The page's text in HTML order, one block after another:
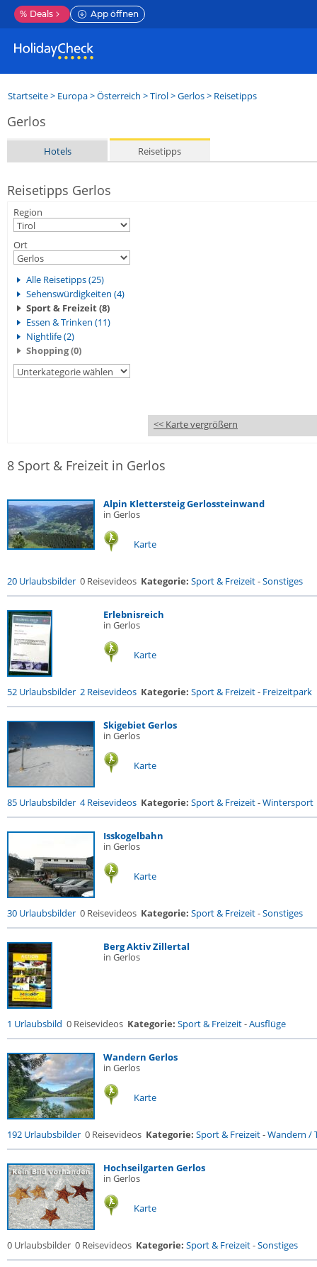
% Deals App öffnen
Startseite> Europa>Österreich >Tirol>Gerlos> Reisetipps
Gerlos
Hotels Reisetipps
Reisetipps Gerlos
Region
Ort
Alle Reisetipps (25)
Sehenswürdigkeiten (4)
Sport & Freizeit (8)
Essen & Trinken (11)
Nightlife (2)
Shopping (0)
<< Karte vergrößern
8 Sport & Freizeit in Gerlos
Alpin Klettersteig Gerlossteinwand
in Gerlos
Karte
20 Urlaubsbilder 0 Reisevideos Kategorie: Sport & Freizeit-Sonstiges
Erlebnisreich
in Gerlos
Karte
52 Urlaubsbilder 2 Reisevideos Kategorie: Sport & Freizeit- Freizeitpark
Skigebiet Gerlos
in Gerlos
Karte
85 Urlaubsbilder 4 Reisevideos Kategorie: Sport & Freizeit-Wintersport
Isskogelbahn
in Gerlos
Karte
30 Urlaubsbilder 0 Reisevideos Kategorie: Sport & Freizeit-Sonstiges
Berg Aktiv Zillertal
in Gerlos
1 Urlaubsbild 0 Reisevideos Kategorie: Sport & Freizeit-Ausflüge
Wandern Gerlos
in Gerlos
Karte
192 Urlaubsbilder 0 Reisevideos Kategorie: Sport & Freizeit-Wandern /
Hochseilgarten Gerlos
in Gerlos
Karte
0 Urlaubsbilder 0 Reisevideos Kategorie: Sport & Freizeit-Sonstiges